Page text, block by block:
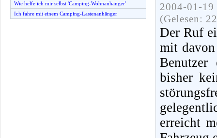
Wie helfe ich mir selbst 'Camping-Wohnanhänger'
Ich fahre mit einem Camping-Lastenanhänger
2004-01-
(Gelesen:
Der Ruf
mit
Benutzer
bisher
erreicht